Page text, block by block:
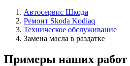
Автосервис Шкода
Ремонт Skoda Kodiaq
Техническое обслуживание
Замена масла в раздатке
Примеры наших работ